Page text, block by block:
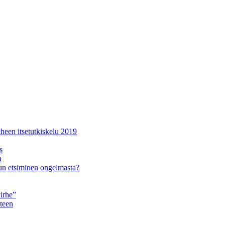
itsetutkiskelu 2019
etsiminen ongelmasta?